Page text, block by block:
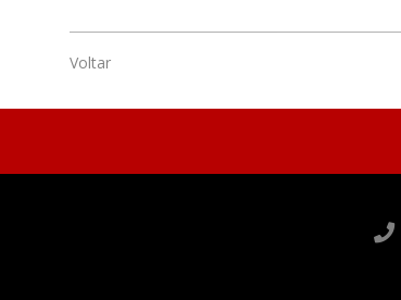
Voltar